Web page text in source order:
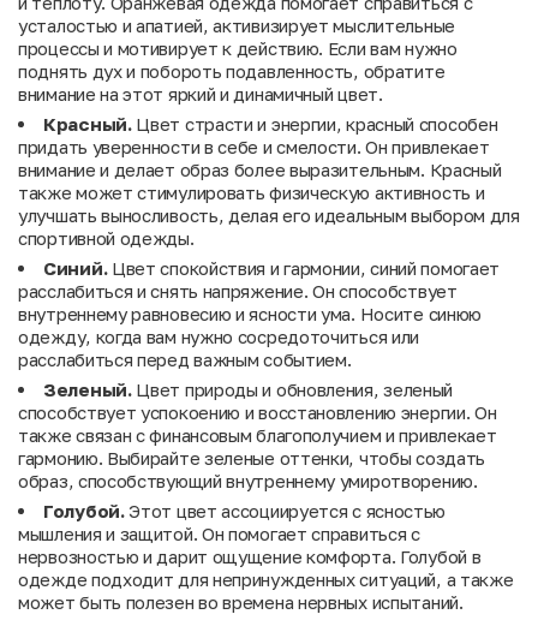
усталостью и апатией, активизирует мыслительные
процессы и мотивирует к действию. Если вам нужно
поднять дух и побороть подавленность, обратите
внимание на этот яркий и динамичный цвет.
Красный.Цвет страсти и энергии, красный способен
придать уверенности в себе и смелости. Он привлекает
внимание и делает образ более выразительным. Красный
также может стимулировать физическую активность и
улучшать выносливость, делая его идеальным выбором для
спортивной одежды.
Синий.Цвет спокойствия и гармонии, синий помогает
расслабиться и снять напряжение. Он способствует
внутреннему равновесию и ясности ума. Носите синюю
одежду, когда вам нужно сосредоточиться или
расслабиться перед важным событием.
Зеленый.Цвет природы и обновления, зеленый
способствует успокоению и восстановлению энергии. Он
также связан с финансовым благополучием и привлекает
гармонию. Выбирайте зеленые оттенки, чтобы создать
образ, способствующий внутреннему умиротворению.
Голубой.Этот цвет ассоциируется с ясностью
мышления и защитой. Он помогает справиться с
нервозностью и дарит ощущение комфорта. Голубой в
одежде подходит для непринужденных ситуаций, а также
может быть полезен во времена нервных испытаний.